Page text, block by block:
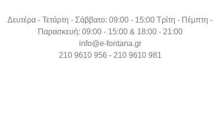
Δευτέρα - Τετάρτη - Σάββατο: 09:00 - 15:00 Τρίτη - Πέμπτη -
Παρασκευή: 09:00 - 15:00 & 18:00 - 21:00
info@e-fontana.gr
210 9610 956 - 210 9610 981